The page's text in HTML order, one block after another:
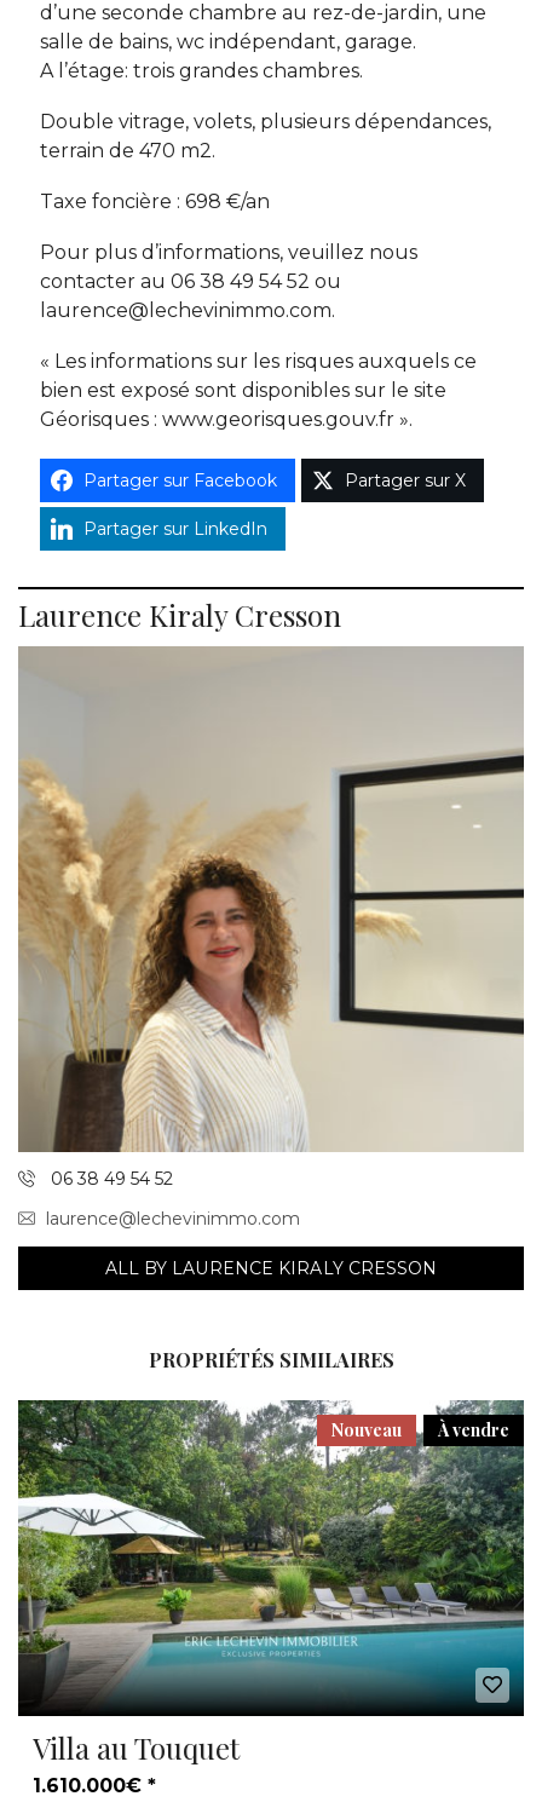
d’une seconde chambre au rez-de-jardin, une
salle de bains, wc indépendant, garage.
A l’étage: trois grandes chambres.
Double vitrage, volets, plusieurs dépendances,
terrain de 470 m2.
Taxe foncière : 698 €/an
Pour plus d’informations, veuillez nous
contacter au 06 38 49 54 52 ou
laurence@lechevinimmo.com.
« Les informations sur les risques auxquels ce
bien est exposé sont disponibles sur le site
Géorisques : www.georisques.gouv.fr ».
Partager sur Facebook Partager sur X
Partager sur LinkedIn
Laurence Kiraly Cresson
06 38 49 54 52
laurence@lechevinimmo.com
ALL BY LAURENCE KIRALY CRESSON
PROPRIÉTÉS SIMILAIRES
À vendre
Nouveau
Villa au Touquet
1.610.000€ *